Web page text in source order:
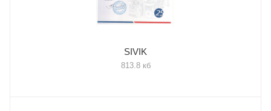
SIVIK
813.8 кб